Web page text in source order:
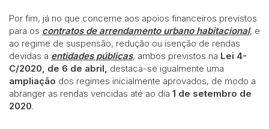
Por fim, já no que concerne aos apoios financeiros previstos
para os contratos de arrendamento urbano habitacional, e
ao regime de suspensão, redução ou isenção de rendas
devidas a entidades públicas, ambos previstos na Lei 4-
C/2020, de 6 de abril, destaca-se igualmente uma
ampliação dos regimes inicialmente aprovados, de modo a
abranger as rendas vencidas até ao dia 1 de setembro de
2020.